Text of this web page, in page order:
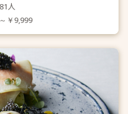
人
￥9,999